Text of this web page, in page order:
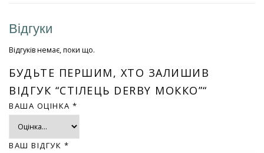
Відгуки
Відгуків немає, поки що.
БУДЬТЕ ПЕРШИМ, ХТО ЗАЛИШИВ
ВІДГУК “СТІЛЕЦЬ DERBY МОККО”“
ВАША ОЦІНКА *
ВАШ ВІДГУК *